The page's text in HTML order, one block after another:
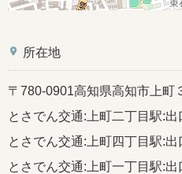
place 所在地
〒780-0901高知県高知市上町
とさでん交通:上町二丁目駅:出
とさでん交通:上町四丁目駅:出
とさでん交通:上町一丁目駅:出